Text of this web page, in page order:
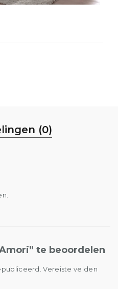
(0)
te beoordelen
Vereiste velden